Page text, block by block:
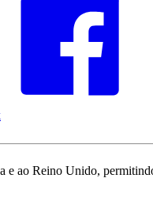
e ao Reino Unido,